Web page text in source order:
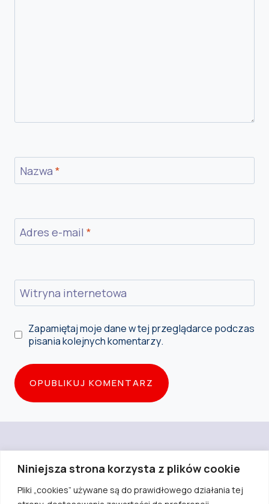
Niniejsza strona korzysta z plików cookie
Pliki „cookies” używane są do prawidłowego działania tej
Nazwa *
Adres e-mail *
Witryna internetowa
Zapamiętaj moje dane w tej przeglądarce podczas
pisania kolejnych komentarzy.